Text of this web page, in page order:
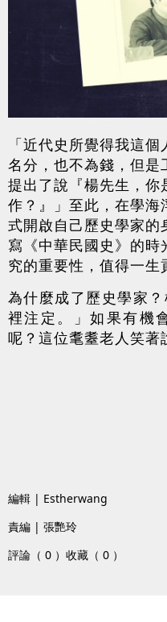
「近代史所覺得我這
名分，也不為錢，但
提出了說『楊先生，你
作？』」至此，在學海
式開啟自己歷史學家的
寫《中華民國史》的
究的重要性，值得一生
為什麼成了歷史學家
裡注定。」如果有機
呢？這位耄耋老人笑著
編輯 | Estherwang
責編 | 張艷玲
評論（ 0 ） 收藏（ 0 ）